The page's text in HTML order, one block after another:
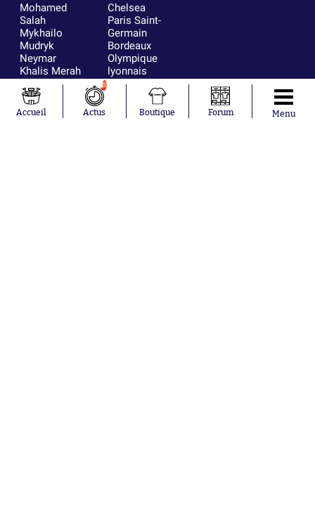
Mohamed
Salah
Mykhailo
Mudryk
Neymar
Khalis Merah
Loïs Openda
Moussa
Niakhaté
Chelsea
Paris Saint-
Germain
Bordeaux
Olympique
lyonnais
FIFA
Real Madrid
RC Strasbourg
AC Milan
Accueil
8
Actus Boutique Forum Menu